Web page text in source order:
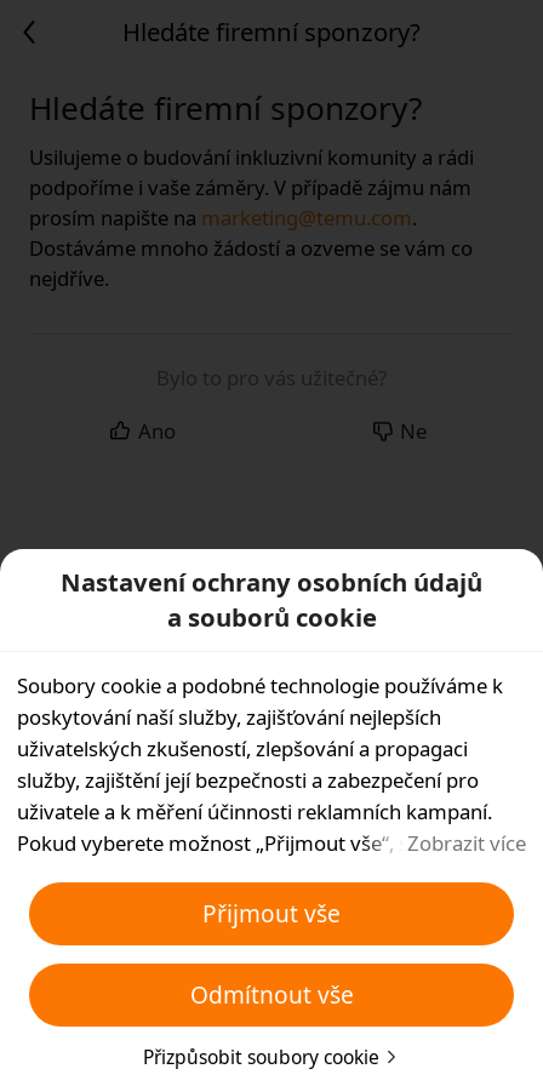
Hledáte firemní sponzory?
Hledáte firemní sponzory?
Usilujeme o budování inkluzivní komunity a rádi
podpoříme i vaše záměry. V případě zájmu nám
prosím napište na marketing@temu.com.
Dostáváme mnoho žádostí a ozveme se vám co
nejdříve.
Bylo to pro vás užitečné?
Ano
Ne
Nastavení ochrany osobních údajů
a souborů cookie
Soubory cookie a podobné technologie používáme k
poskytování naší služby, zajišťování nejlepších
uživatelských zkušeností, zlepšování a propagaci
služby, zajištění její bezpečnosti a zabezpečení pro
uživatele a k měření účinnosti reklamních kampaní.
Pokud vyberete možnost „Přijmout vše“, souhlasíte s
ukládat soubory cookie a podobné technologie pro
reklamní účely. Můžete také zvolit možnost
„Odmítnout všechny“ nepodstatné soubory cookie
nebo zvolit, které typy souborů cookie chcete přijmout
nebo zakázat, a to kliknutím na tlačítko „Přizpůsobit
soubory cookie“ níže nebo kdykoli v nastavení ochrany
Zobrazit více
Přijmout vše
Odmítnout vše
Přizpůsobit soubory cookie